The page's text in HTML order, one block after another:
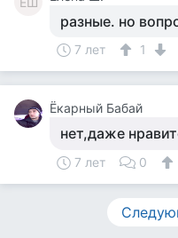
разные. но
7 лет 1
Ёкарный Бабай
нет,даже
7 лет 0